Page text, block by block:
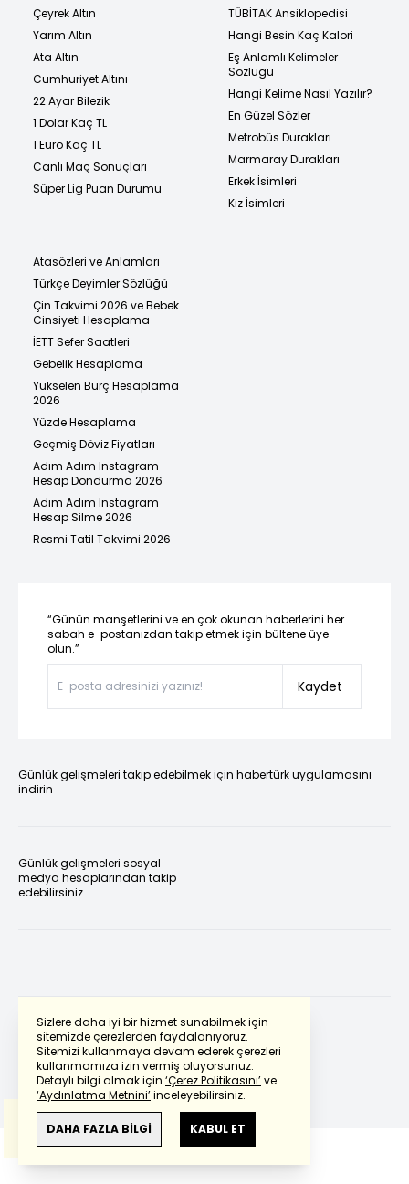
Sizlere daha iyi bir hizmet sunabilmek için
sitemizde çerezlerden faydalanıyoruz.
Sitemizi kullanmaya devam ederek çerezleri
kullanmamıza izin vermiş oluyorsunuz.
Detaylı bilgi almak için ‘Çerez Politikasını’ve
‘Aydınlatma Metnini’inceleyebilirsiniz.
DAHA FAZLA BİLGİ KABUL ET
Çeyrek Altın
Yarım Altın
Ata Altın
Cumhuriyet Altını
22 Ayar Bilezik
1 Dolar Kaç TL
1 Euro Kaç TL
Canlı Maç Sonuçları
Süper Lig Puan Durumu
TÜBİTAK Ansiklopedisi
Hangi Besin Kaç Kalori
Eş Anlamlı Kelimeler
Sözlüğü
Hangi Kelime Nasıl Yazılır?
En Güzel Sözler
Metrobüs Durakları
Marmaray Durakları
Erkek İsimleri
Kız İsimleri
Atasözleri ve Anlamları
Türkçe Deyimler Sözlüğü
Çin Takvimi 2026 ve Bebek
Cinsiyeti Hesaplama
İETT Sefer Saatleri
Gebelik Hesaplama
Yükselen Burç Hesaplama
2026
Yüzde Hesaplama
Geçmiş Döviz Fiyatları
Adım Adım Instagram
Hesap Dondurma 2026
Adım Adım Instagram
Hesap Silme 2026
Resmi Tatil Takvimi 2026
“Günün manşetlerini ve en çok okunan haberlerini her
sabah e-postanızdan takip etmek için bültene üye
olun.”
Kaydet
Günlük gelişmeleri takip edebilmek için habertürk uygulamasını
indirin
Günlük gelişmeleri sosyal
medya hesaplarından takip
edebilirsiniz.
Powered by Translate
Bu çevirideGoogle Transletekullanılmıştır.
Anlam ve çeviri hatalarından
haberturk.com
sorumlu değildir.